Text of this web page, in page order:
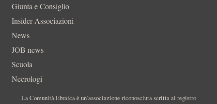
Giunta e Consiglio
Insider-Associazioni
News
JOB news
Scuola
Necrologi
La Comunità Ebraica è un’associazione riconosciuta scritta al registro